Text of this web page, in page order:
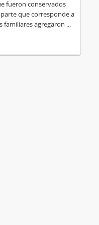
fueron conservados
que corresponde a
familiares agregaron ...